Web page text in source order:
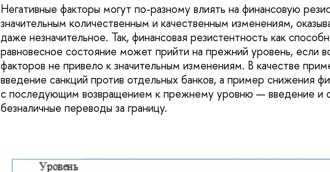
Негативные факторы могут по-разному влиять на финансовую
значительным количественным и качественным изменениям,
даже незначительное. Так, финансовая резистентность как
равновесное состояние может прийти на прежний уровень, если
факторов не привело к значительным изменениям. В качестве
введение санкций против отдельных банков, а пример снижения
с последующим возвращением к прежнему уровню — введение и
безналичные переводы за границу.